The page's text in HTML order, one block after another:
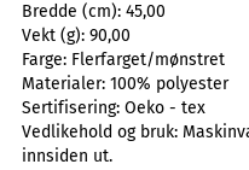
Bredde (cm): 45,00
Vekt (g): 90,00
Farge: Flerfarget/mønstret
Materialer: 100% polyester
Sertifisering: Oeko - tex
Vedlikehold og bruk:
innsiden ut.